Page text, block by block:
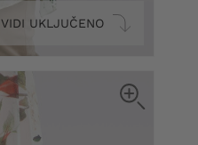
VIDI UKLJUČENO